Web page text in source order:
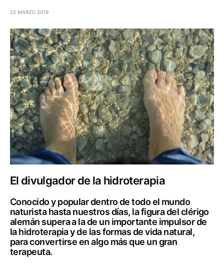
22 MARZO 2019
El divulgador de la hidroterapia
Conocido y popular dentro de todo el mundo
naturista hasta nuestros días, la figura del clérigo
alemán supera a la de un importante impulsor de
la hidroterapia y de las formas de vida natural,
para convertirse en algo más que un gran
terapeuta.